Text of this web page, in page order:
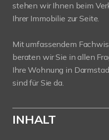
stehen wir Ihnen beim
Ihrer Immobilie zur Seite.
Mit umfassendem
beraten wir Sie in allen
Ihre Wohnung in
sind für Sie da.
INHALT